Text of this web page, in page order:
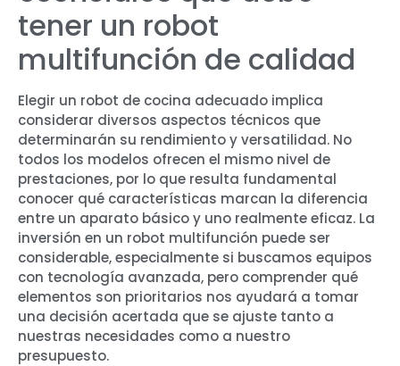
tener un robot
multifunción de calidad
Elegir un robot de cocina adecuado implica
considerar diversos aspectos técnicos que
determinarán su rendimiento y versatilidad. No
todos los modelos ofrecen el mismo nivel de
prestaciones, por lo que resulta fundamental
conocer qué características marcan la diferencia
entre un aparato básico y uno realmente eficaz. La
inversión en un robot multifunción puede ser
considerable, especialmente si buscamos equipos
con tecnología avanzada, pero comprender qué
elementos son prioritarios nos ayudará a tomar
una decisión acertada que se ajuste tanto a
nuestras necesidades como a nuestro
presupuesto.